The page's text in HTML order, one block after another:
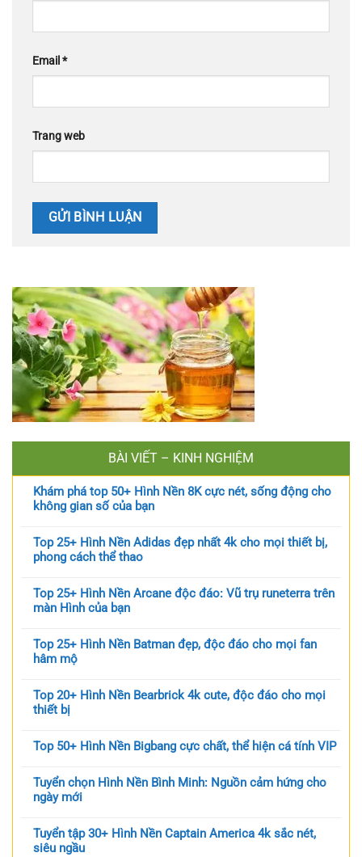
Email *
Trang web
BÀI VIẾT – KINH NGHIỆM
Khám phá top 50+ Hình Nền 8K cực nét, sống động cho
không gian số của bạn
Top 25+ Hình Nền Adidas đẹp nhất 4k cho mọi thiết bị,
phong cách thể thao
Top 25+ Hình Nền Arcane độc đáo: Vũ trụ runeterra trên
màn Hình của bạn
Top 25+ Hình Nền Batman đẹp, độc đáo cho mọi fan
hâm mộ
Top 20+ Hình Nền Bearbrick 4k cute, độc đáo cho mọi
thiết bị
Top 50+ Hình Nền Bigbang cực chất, thể hiện cá tính VIP
Tuyển chọn Hình Nền Bình Minh: Nguồn cảm hứng cho
ngày mới
Tuyển tập 30+ Hình Nền Captain America 4k sắc nét,
siêu ngầu